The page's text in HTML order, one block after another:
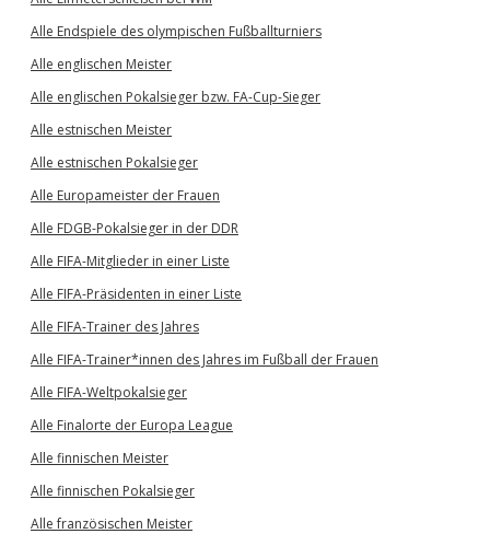
Alle Endspiele des olympischen Fußballturniers
Alle englischen Meister
Alle englischen Pokalsieger bzw. FA-Cup-Sieger
Alle estnischen Meister
Alle estnischen Pokalsieger
Alle Europameister der Frauen
Alle FDGB-Pokalsieger in der DDR
Alle FIFA-Mitglieder in einer Liste
Alle FIFA-Präsidenten in einer Liste
Alle FIFA-Trainer des Jahres
Alle FIFA-Trainer*innen des Jahres im Fußball der Frauen
Alle FIFA-Weltpokalsieger
Alle Finalorte der Europa League
Alle finnischen Meister
Alle finnischen Pokalsieger
Alle französischen Meister